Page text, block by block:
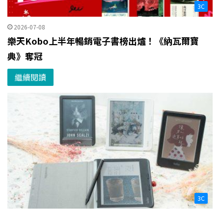
3C
2026-07-08
樂天Kobo上半年暢銷電子書榜出爐！《納瓦爾寶
典》奪冠
繼續閱讀
3C